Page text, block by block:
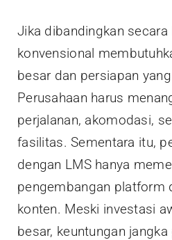
Jika dibandingkan
konvensional
besar dan persiapan
Perusahaan harus
perjalanan, akomodasi,
fasilitas. Sementara itu,
dengan LMS hanya
pengembangan platform
konten. Meski investasi
besar, keuntungan